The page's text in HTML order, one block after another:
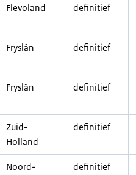
Flevoland definitief
Fryslân definitief
Fryslân definitief
Zuid-
Holland
definitief
Noord-
definitief